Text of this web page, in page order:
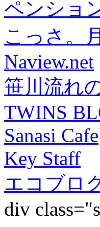
ペンショ
こっさ。
Naview.net
笹川流れ
TWINS
Sanasi Cafe
Key Staff
エコブロ
div